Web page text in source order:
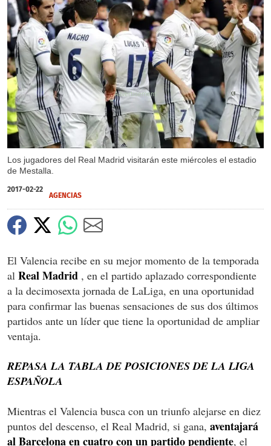
Los jugadores del Real Madrid visitarán este miércoles el estadio
de Mestalla.
X
2017-02-22
AGENCIAS
El Valencia recibe en su mejor momento de la temporada
al RealMadrid , en el partido aplazado correspondiente
a la decimosexta jornada de LaLiga, en una oportunidad
para confirmar las buenas sensaciones de sus dos últimos
partidos ante un líder que tiene la oportunidad de ampliar
ventaja.
REPASA LA TABLA DE POSICIONES DE LA LIGA
ESPAÑOLA
Mientras el Valencia busca con un triunfo alejarse en diez
puntos del descenso, el Real Madrid, si gana, aventajará
al Barcelona en cuatro con un partido pendiente, el